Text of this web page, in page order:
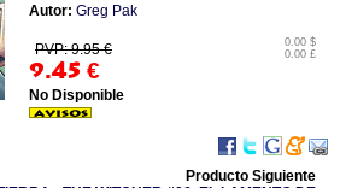
Autor: Greg Pak
PVP: 9.95 €
9.45 €
0.00 $
0.00 £
No Disponible
Producto Siguiente